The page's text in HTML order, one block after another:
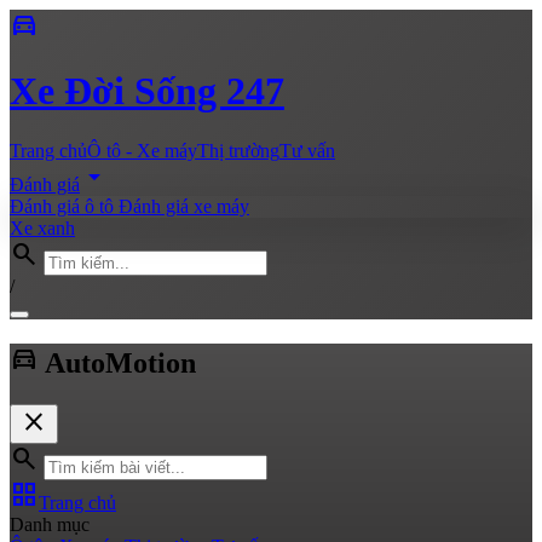
directions_car
Xe Đời Sống 247
Trang chủÔ tô - Xe máyThị trườngTư vấn
Đánh giá arrow_drop_down
Đánh giá ô tô Đánh giá xe máy
Xe xanh
search
/
directions_car AutoMotion
close
search
grid_viewTrang chủ
Danh mục